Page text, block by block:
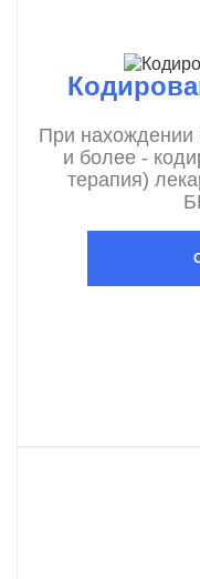
При нахождении
и более -
терапия)